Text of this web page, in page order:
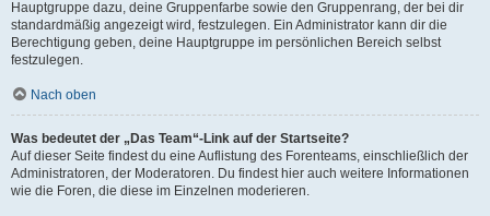
Hauptgruppe dazu, deine Gruppenfarbe sowie den Gruppenrang, der bei dir
standardmäßig angezeigt wird, festzulegen. Ein Administrator kann dir die
Berechtigung geben, deine Hauptgruppe im persönlichen Bereich selbst
festzulegen.
Nach oben
Was bedeutet der „Das Team“-Link auf der Startseite?
Auf dieser Seite findest du eine Auflistung des Forenteams, einschließlich der
Administratoren, der Moderatoren. Du findest hier auch weitere Informationen
wie die Foren, die diese im Einzelnen moderieren.